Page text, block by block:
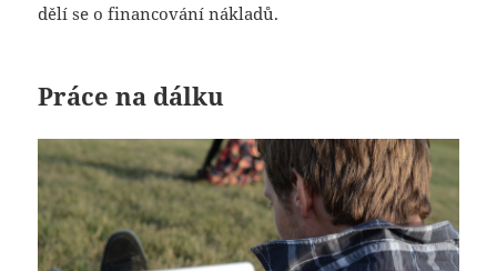
dělí se o financování nákladů.
Práce na dálku